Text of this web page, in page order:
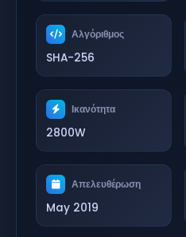
Αλγόριθμος
SHA-256
Ικανότητα
2800W
Απελευθέρωση
May 2019